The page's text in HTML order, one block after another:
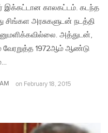
இக்கட்டான காலகட்டம். கடந்த
அரசுகளுடன் நடத்தி
அத்துடன்,
வேரறுத்த 1972ஆம் ஆண்டு
on February 18, 2015